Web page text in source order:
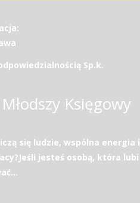
Sp.k.
Księgowy
się ludzie, wspólna energia i
jesteś osobą, która lubi